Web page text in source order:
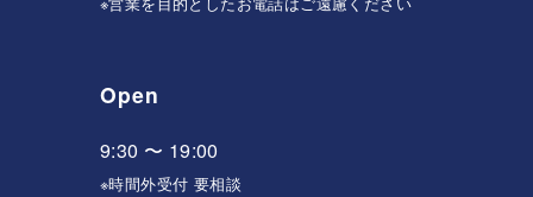
Open
9:30 〜 19:00
※時間外受付 要相談